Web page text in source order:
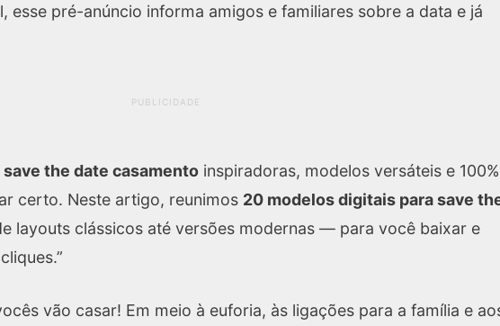
esse pré-anúncio informa amigos e familiares sobre a data e já
PUBLICIDADE
save the date casamentoinspiradoras, modelos versáteis e 100%
certo. Neste artigo, reunimos 20 modelos digitais para save
layouts clássicos até versões modernas — para você baixar e
vão casar! Em meio à euforia, às ligações para a família e